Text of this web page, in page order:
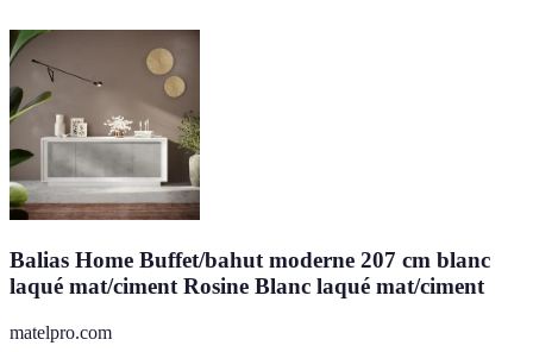
Balias Home Buffet/bahut moderne 207 cm blanc
laqué mat/ciment Rosine Blanc laqué mat/ciment
matelpro.com